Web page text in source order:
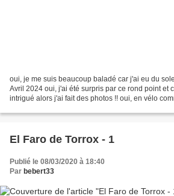
oui, je me suis beaucoup baladé car j'ai eu du
Avril 2024 oui, j'ai été surpris par ce rond point et
intrigué alors j'ai fait des photos !! oui, en vélo
El Faro de Torrox - 1
Publié le 08/03/2020 à 18:40
Par bebert33